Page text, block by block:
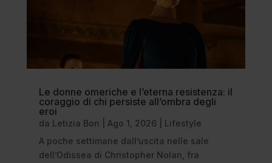
Le donne omeriche e l’eterna resistenza: il
coraggio di chi persiste all’ombra degli
eroi
da Letizia Bon Ago 1, 2026
Lifestyle
A poche settimane dall’uscita nelle sale
dell’Odissea di Christopher Nolan, fra